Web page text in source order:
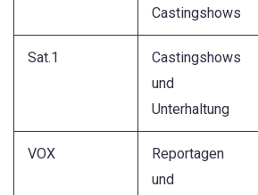
Castingshows
Sat.1
Castingshows
und
Unterhaltung
VOX
Reportagen
und